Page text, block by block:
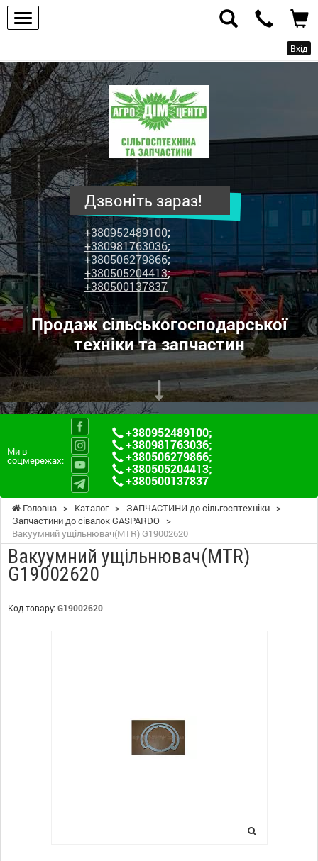
Вхід
ПП
"Агродім-
центр"
-
продаж
сільськогосподарської
техніки
та
запчастин
Дзвоніть зараз!
+380952489100;
+380981763036;
+380506279866;
+380505204413;
+380500137837
Продаж сільськогосподарської
техніки та запчастин
Ми в
соцмережах:
+380952489100;
+380981763036;
+380506279866;
+380505204413;
+380500137837
Головна > Каталог > ЗАПЧАСТИНИ до сільгосптехніки >
Запчастини до сівалок GASPARDO >
Вакуумний ущільнювач(MTR) G19002620
Вакуумний ущільнювач(MTR)
G19002620
Код товару: G19002620